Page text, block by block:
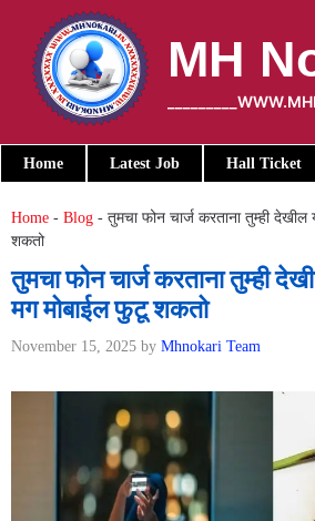
content
MH
Home Latest Job Hall Ticket
Home - Blog - तुमचा फोन चार्ज करताना तुम्ही देखील
शकतो
तुमचा फोन चार्ज करताना तुम्ही
मग मोबाईल फुटू शकतो
November 15, 2025 by Mhnokari Team